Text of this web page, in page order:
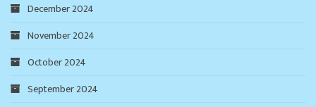
December 2024
November 2024
October 2024
September 2024